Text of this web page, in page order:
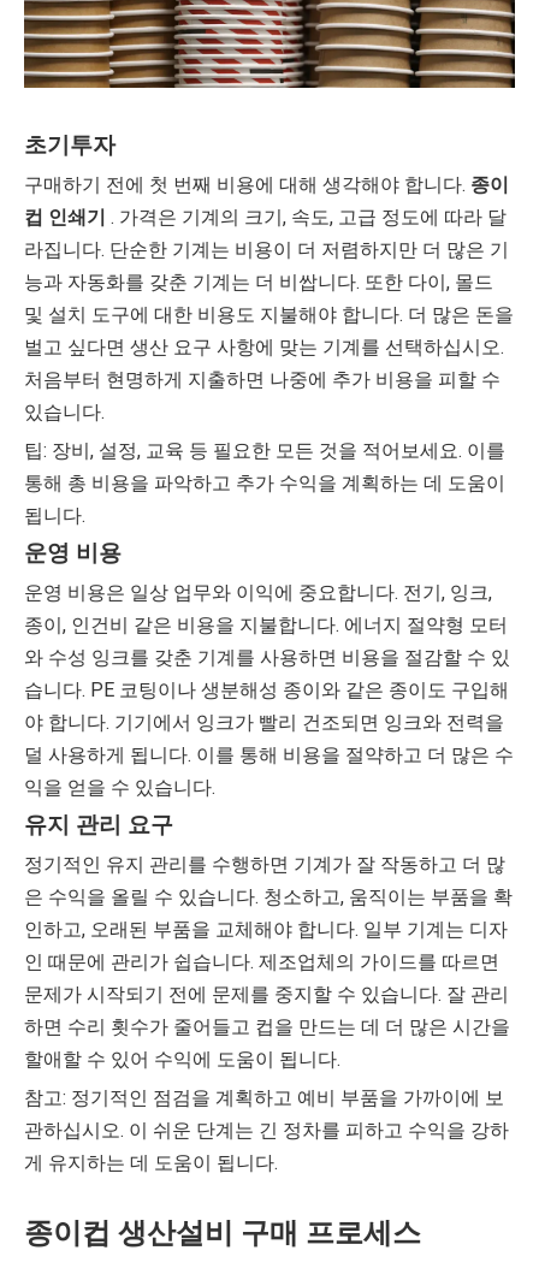
초기투자
구매하기 전에 첫 번째 비용에 대해 생각해야 합니다. 종이
컵 인쇄기 . 가격은 기계의 크기, 속도, 고급 정도에 따라 달
라집니다. 단순한 기계는 비용이 더 저렴하지만 더 많은 기
능과 자동화를 갖춘 기계는 더 비쌉니다. 또한 다이, 몰드
및 설치 도구에 대한 비용도 지불해야 합니다. 더 많은 돈을
벌고 싶다면 생산 요구 사항에 맞는 기계를 선택하십시오.
처음부터 현명하게 지출하면 나중에 추가 비용을 피할 수
있습니다.
팁: 장비, 설정, 교육 등 필요한 모든 것을 적어보세요. 이를
통해 총 비용을 파악하고 추가 수익을 계획하는 데 도움이
됩니다.
운영 비용
운영 비용은 일상 업무와 이익에 중요합니다. 전기, 잉크,
종이, 인건비 같은 비용을 지불합니다. 에너지 절약형 모터
와 수성 잉크를 갖춘 기계를 사용하면 비용을 절감할 수 있
습니다. PE 코팅이나 생분해성 종이와 같은 종이도 구입해
야 합니다. 기기에서 잉크가 빨리 건조되면 잉크와 전력을
덜 사용하게 됩니다. 이를 통해 비용을 절약하고 더 많은 수
익을 얻을 수 있습니다.
유지 관리 요구
정기적인 유지 관리를 수행하면 기계가 잘 작동하고 더 많
은 수익을 올릴 수 있습니다. 청소하고, 움직이는 부품을 확
인하고, 오래된 부품을 교체해야 합니다. 일부 기계는 디자
인 때문에 관리가 쉽습니다. 제조업체의 가이드를 따르면
문제가 시작되기 전에 문제를 중지할 수 있습니다. 잘 관리
하면 수리 횟수가 줄어들고 컵을 만드는 데 더 많은 시간을
할애할 수 있어 수익에 도움이 됩니다.
참고: 정기적인 점검을 계획하고 예비 부품을 가까이에 보
관하십시오. 이 쉬운 단계는 긴 정차를 피하고 수익을 강하
게 유지하는 데 도움이 됩니다.
종이컵 생산설비 구매 프로세스